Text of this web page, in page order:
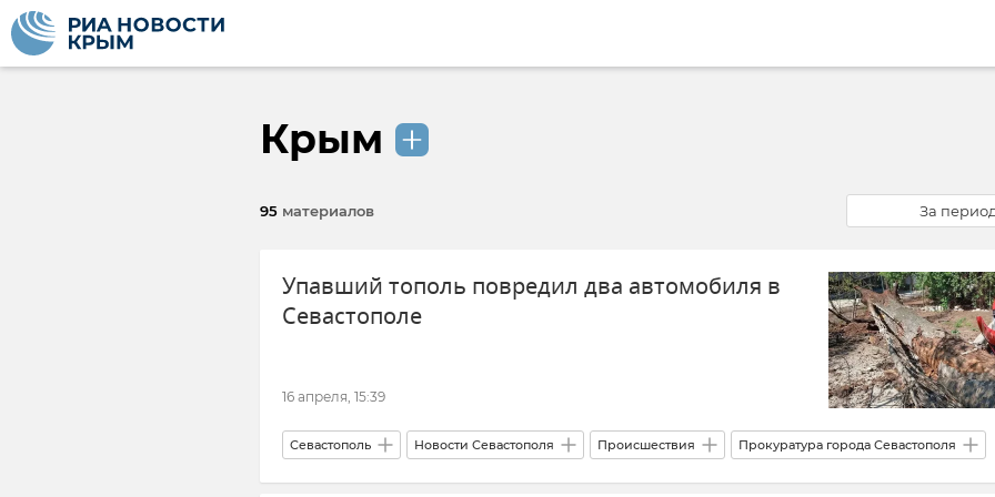
Крым
95 материалов За
Упавший тополь повредил два автомобиля в
Севастополе
16 апреля, 15:39
Севастополь Новости Севастополя Происшествия Прокуратура города Севастополя